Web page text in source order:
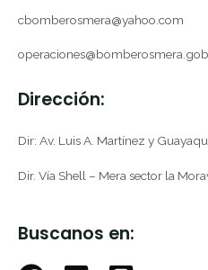
cbomberosmera@yahoo.com
Dirección:
Dir: Av. Luis A. Martínez y
Dir. Vía Shell – Mera sector la
Buscanos en: